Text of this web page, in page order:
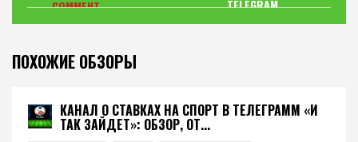
ПОХОЖИЕ ОБЗОРЫ
КАНАЛ О СТАВКАХ НА СПОРТ В ТЕЛЕГРАММ «И
ТАК ЗАЙДЕТ»: ОБЗОР, ОТ...